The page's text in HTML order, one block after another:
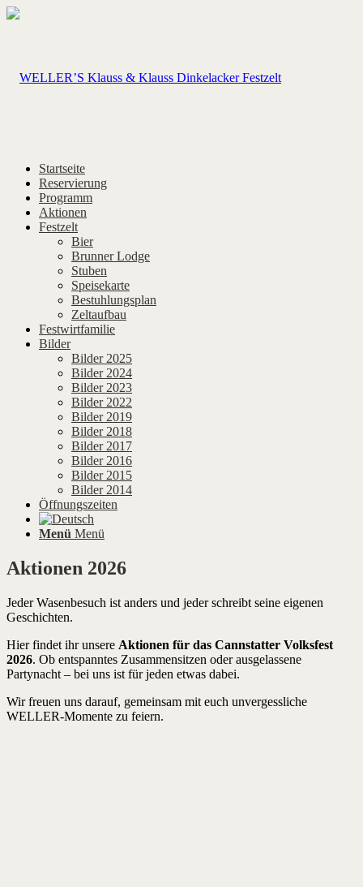
Startseite
Reservierung
Programm
Aktionen
Festzelt
Bier
Brunner Lodge
Stuben
Speisekarte
Bestuhlungsplan
Zeltaufbau
Festwirtfamilie
Bilder
Bilder 2025
Bilder 2024
Bilder 2023
Bilder 2022
Bilder 2019
Bilder 2018
Bilder 2017
Bilder 2016
Bilder 2015
Bilder 2014
Öffnungszeiten
Menü Menü
Aktionen 2026
Jeder Wasenbesuch ist anders und jeder schreibt seine eigenen
Geschichten.
Hier findet ihr unsere Aktionen für das Cannstatter Volksfest
2026. Ob entspanntes Zusammensitzen oder ausgelassene
Partynacht – bei uns ist für jeden etwas dabei.
Wir freuen uns darauf, gemeinsam mit euch unvergessliche
WELLER-Momente zu feiern.